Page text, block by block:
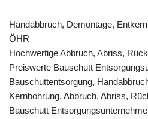
Handabbruch, Demontage,
ÖHR
Hochwertige Abbruch, Abriss,
Preiswerte Bauschutt
Bauschuttentsorgung,
Kernbohrung, Abbruch, Abriss,
Bauschutt